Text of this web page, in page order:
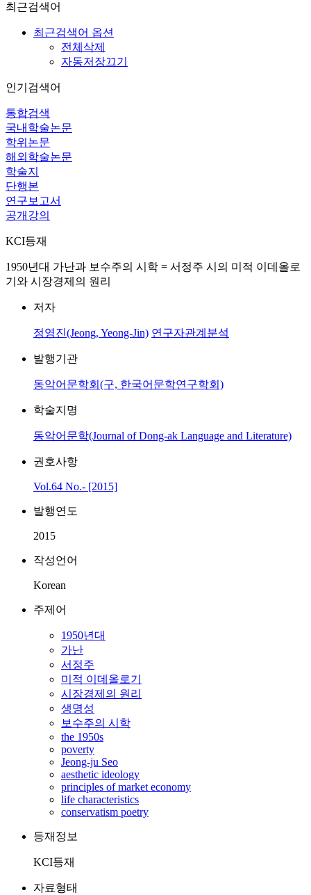
최근검색어
최근검색어 옵션
전체삭제
자동저장끄기
인기검색어
통합검색
국내학술논문
학위논문
해외학술논문
학술지
단행본
연구보고서
공개강의
KCI등재
1950년대 가난과 보수주의 시학 = 서정주 시의 미적 이데올로
기와 시장경제의 원리
저자
정영진(Jeong, Yeong-Jin) 연구자관계분석
발행기관
동악어문학회(구, 한국어문학연구학회)
학술지명
동악어문학(Journal of Dong-ak Language and Literature)
권호사항
Vol.64 No.- [2015]
발행연도
2015
작성언어
Korean
주제어
1950년대
가난
서정주
미적 이데올로기
시장경제의 원리
생명성
보수주의 시학
the 1950s
poverty
Jeong-ju Seo
aesthetic ideology
principles of market economy
life characteristics
conservatism poetry
등재정보
KCI등재
자료형태